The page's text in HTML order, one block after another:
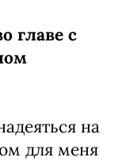
главе с
на
для меня